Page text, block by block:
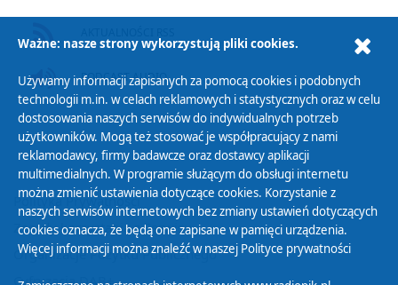
PODCAST AUDIO
Polityka Prywatności
Zasady korzystania z Serwisu
Organizacje Pożytku Publicznego
Cyfryzacja DAB+
Ważne: nasze strony wykorzystują pliki cookies.
Używamy informacji zapisanych za pomocą cookies i podobnych
technologii m.in. w celach reklamowych i statystycznych oraz w celu
dostosowania naszych serwisów do indywidualnych potrzeb
użytkowników. Mogą też stosować je współpracujący z nami
reklamodawcy, firmy badawcze oraz dostawcy aplikacji
multimedialnych. W programie służącym do obsługi internetu
można zmienić ustawienia dotyczące cookies. Korzystanie z
naszych serwisów internetowych bez zmiany ustawień dotyczących
cookies oznacza, że będą one zapisane w pamięci urządzenia.
Więcej informacji można znaleźć w naszej Polityce prywatności